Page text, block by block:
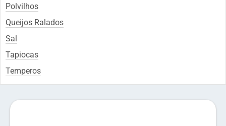
Polvilhos
Queijos Ralados
Sal
Tapiocas
Temperos